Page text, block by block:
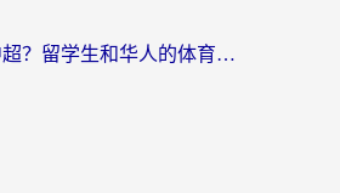
海外如何看中超？留学生和华人的体育赛事观看终极指南（附欧洲杯奥运会观看技巧）